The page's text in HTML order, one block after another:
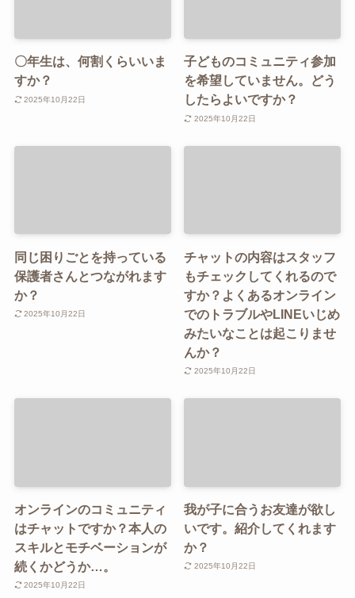
〇年生は、何割くらいいま
すか？
2025年10月22日
子どものコミュニティ参加
を希望していません。どう
したらよいですか？
2025年10月22日
同じ困りごとを持っている
保護者さんとつながれます
か？
2025年10月22日
チャットの内容はスタッフ
もチェックしてくれるので
すか？よくあるオンライン
でのトラブルやLINEいじめ
みたいなことは起こりませ
んか？
2025年10月22日
オンラインのコミュニティ
はチャットですか？本人の
スキルとモチベーションが
続くかどうか…。
2025年10月22日
我が子に合うお友達が欲し
いです。紹介してくれます
か？
2025年10月22日